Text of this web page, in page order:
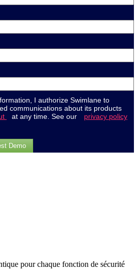
I authorize Swimlane to
communications about its products
at any time. See our
privacy policy
Demo
pour chaque fonction de sécurité